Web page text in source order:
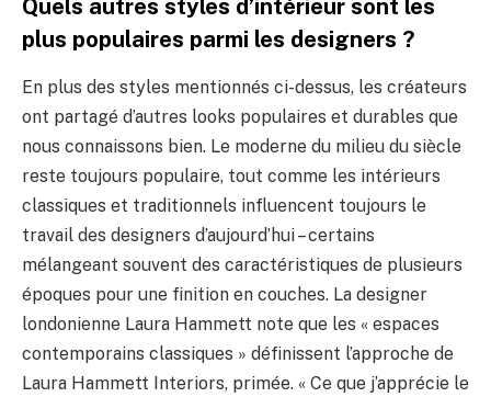
Quels autres styles d’intérieur sont les
plus populaires parmi les designers ?
En plus des styles mentionnés ci-dessus, les créateurs
ont partagé d’autres looks populaires et durables que
nous connaissons bien. Le moderne du milieu du siècle
reste toujours populaire, tout comme les intérieurs
classiques et traditionnels influencent toujours le
travail des designers d’aujourd’hui – certains
mélangeant souvent des caractéristiques de plusieurs
époques pour une finition en couches. La designer
londonienne Laura Hammett note que les « espaces
contemporains classiques » définissent l’approche de
Laura Hammett Interiors, primée. « Ce que j’apprécie le